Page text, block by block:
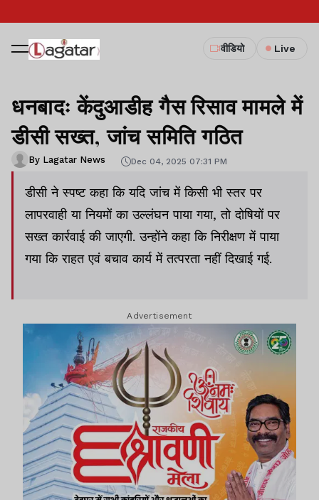
वीडियो Live
धनबादः केंदुआडीह गैस रिसाव मामले में
डीसी सख्त, जांच समिति गठित
By Lagatar News Dec 04, 2025 07:31 PM
डीसी ने स्पष्ट कहा कि यदि जांच में किसी भी स्तर पर
लापरवाही या नियमों का उल्लंघन पाया गया, तो दोषियों पर
सख्त कार्रवाई की जाएगी. उन्होंने कहा कि निरीक्षण में पाया
गया कि राहत एवं बचाव कार्य में तत्परता नहीं दिखाई गई.
Advertisement